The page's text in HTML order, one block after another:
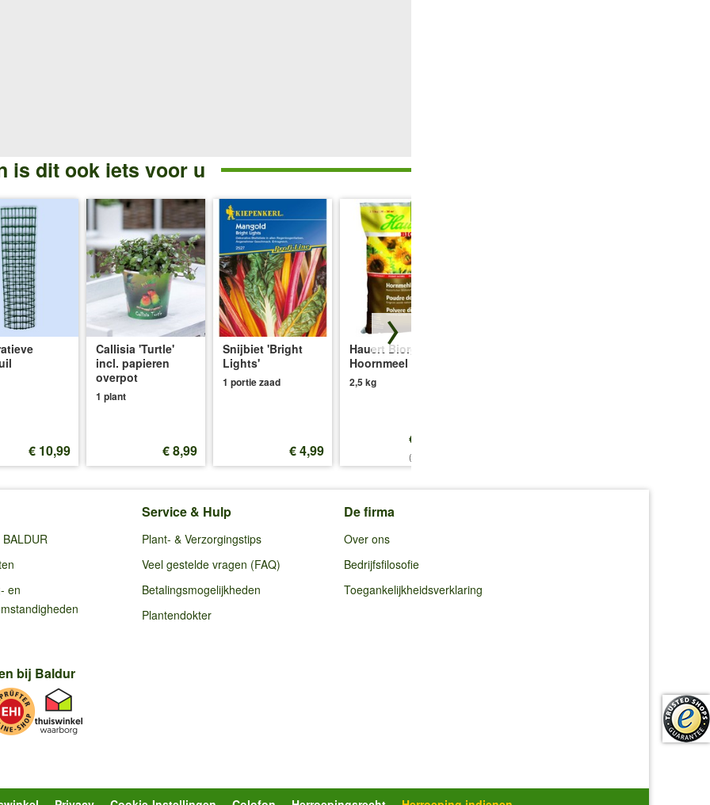
is dit ook iets voor u
€ 10,99
Callisia 'Turtle'
incl. papieren
overpot
1 plant
€ 8,99
Snijbiet 'Bright
Lights'
1 portie zaad
€ 4,99
Hauert Biorga
Hoornmeel
2,5 kg
€ 15,49
(6,20 €/kg)
en
Service & Hulp
Plant- & Verzorgingstips
Veel gestelde vragen (FAQ)
Betalingsmogelijkheden
Plantendokter
De firma
Over ons
Bedrijfsfilosofie
Toegankelijkheidsverklaring
bij Baldur